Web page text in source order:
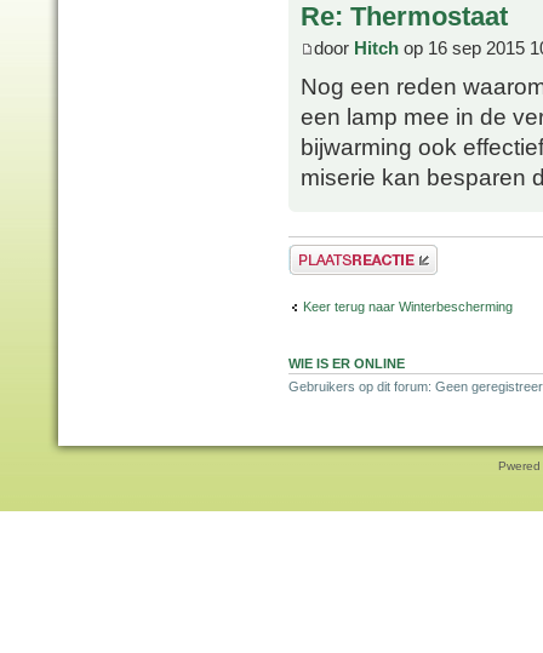
Re: Thermostaat
door Hitch op 16 sep 2015
Nog een reden
een lamp mee in de
bijwarming ook
miserie kan besparen
Plaats een reactie
Keer terug naar Winterbescherming
WIE IS ER ONLINE
Gebruikers op dit forum: Geen